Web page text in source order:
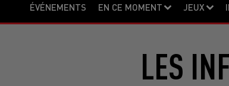
ÉVÉNEMENTS EN CE MOMENT JEUX
LES